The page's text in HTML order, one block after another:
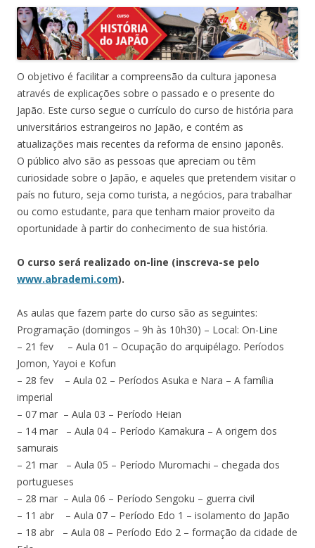
O objetivo é facilitar a compreensão da cultura japonesa
através de explicações sobre o passado e o presente do
Japão. Este curso segue o currículo do curso de história para
universitários estrangeiros no Japão, e contém as
atualizações mais recentes da reforma de ensino japonês.
O público alvo são as pessoas que apreciam ou têm
curiosidade sobre o Japão, e aqueles que pretendem visitar o
país no futuro, seja como turista, a negócios, para trabalhar
ou como estudante, para que tenham maior proveito da
oportunidade à partir do conhecimento de sua história.
O curso será realizado on-line (inscreva-se pelo
www.abrademi.com).
As aulas que fazem parte do curso são as seguintes:
Programação (domingos – 9h às 10h30) – Local: On-Line
– 21 fev – Aula 01 – Ocupação do arquipélago. Períodos
Jomon, Yayoi e Kofun
– 28 fev – Aula 02 – Períodos Asuka e Nara – A família
imperial
– 07 mar – Aula 03 – Período Heian
– 14 mar – Aula 04 – Período Kamakura – A origem dos
samurais
– 21 mar – Aula 05 – Período Muromachi – chegada dos
portugueses
– 28 mar – Aula 06 – Período Sengoku – guerra civil
– 11 abr – Aula 07 – Período Edo 1 – isolamento do Japão
– 18 abr – Aula 08 – Período Edo 2 – formação da cidade de